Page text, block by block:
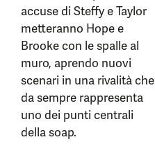
accuse di Steffy e Taylor
metteranno Hope e
Brooke con le spalle al
muro, aprendo nuovi
scenari in una rivalità che
da sempre rappresenta
uno dei punti centrali
della soap.